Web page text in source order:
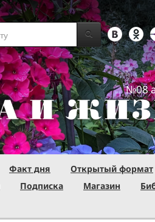
№08
Факт дня
Открытый формат
Подписка Магазин